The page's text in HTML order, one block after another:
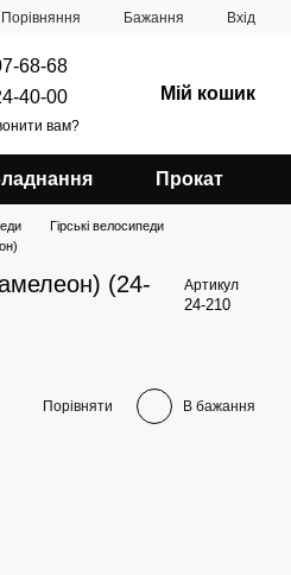
Порівняння Бажання Вхід
68-68
40-00
вам?
Мій кошик
Прокат
Гірські велосипеди
(24-
Артикул
24-210
Порівняти В бажання